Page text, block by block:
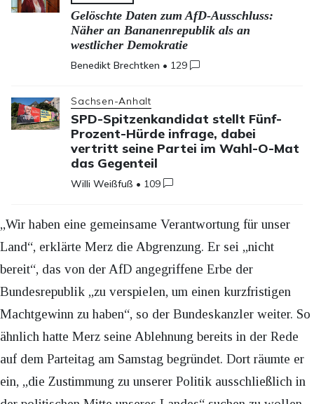
Gelöschte Daten zum AfD-Ausschluss:
Näher an Bananenrepublik als an
westlicher Demokratie
Benedikt Brechtken • 129
Sachsen-Anhalt
SPD-Spitzenkandidat stellt Fünf-
Prozent-Hürde infrage, dabei
vertritt seine Partei im Wahl-O-Mat
das Gegenteil
Willi Weißfuß • 109
„Wir haben eine gemeinsame Verantwortung für unser
Land“, erklärte Merz die Abgrenzung. Er sei „nicht
bereit“, das von der AfD angegriffene Erbe der
Bundesrepublik „zu verspielen, um einen kurzfristigen
Machtgewinn zu haben“, so der Bundeskanzler weiter. So
ähnlich hatte Merz seine Ablehnung bereits in der Rede
auf dem Parteitag am Samstag begründet. Dort räumte er
ein, „die Zustimmung zu unserer Politik ausschließlich in